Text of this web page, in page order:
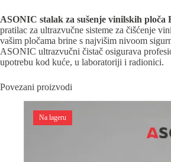
ASONIC stalak za sušenje vinilskih ploča
pratilac za ultrazvučne sisteme za čišćenje
vašim pločama brine s najvišim nivoom
ASONIC ultrazvučni čistač osigurava
upotrebu kod kuće, u laboratoriji i radionici.
Povezani proizvodi
Na lageru